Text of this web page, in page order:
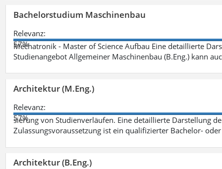
Bachelorstudium Maschinenbau
Relevanz:
57%
Mechatronik - Master of Science Aufbau Eine detaillierte
Studienangebot Allgemeiner Maschinenbau (B.Eng.) kann
Architektur (M.Eng.)
Relevanz:
57%
sierung von Studienverläufen. Eine detaillierte Darstellung
Zulassungsvoraussetzung ist ein qualifizierter Bachelor-
Architektur (B.Eng.)